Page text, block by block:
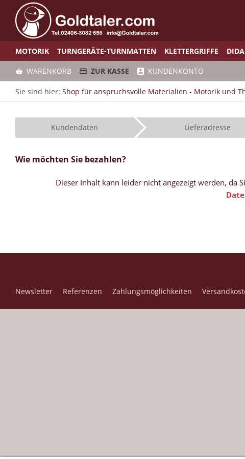
MOTORIK TURNGERÄTE-TURNMATTEN KLETTERGRIFFE
WARENKORB ZUR KASSE KUNDENKONTO
Sie sind hier: Shop für anspruchsvolle Materialien - Motorik und
Kundendaten Lieferadresse
Wie möchten Sie bezahlen?
Dieser Inhalt kann leider nicht angezeigt werden, da
Newsletter
Referenzen Zahlungsmöglichkeiten